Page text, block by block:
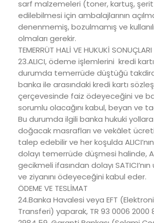
sarf malzemeleri (toner, kartuş,
edilebilmesi için ambalajlarının
denenmemiş, bozulmamış ve
olmaları gerekir.
TEMERRÜT HALİ VE HUKUKİ SONUÇLARI
23.ALICI, ödeme işlemlerini kredi
durumda temerrüde düştüğü
banka ile arasındaki kredi kartı
çerçevesinde faiz ödeyeceğini ve
sorumlu olacağını kabul, beyan ve
Bu durumda ilgili banka hukuki
doğacak masrafları ve vekâlet
talep edebilir ve her koşulda
dolayı temerrüde düşmesi halinde,
gecikmeli ifasından dolayı SATICI’nın
ve ziyanını ödeyeceğini kabul eder.
ÖDEME VE TESLİMAT
24.Banka Havalesi veya EFT
Transferi) yaparak, TR 93 0006 2000